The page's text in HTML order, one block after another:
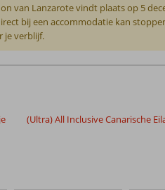
van Lanzarote vindt plaats op 5
bij een accommodatie kan
je verblijf.
(Ultra) All Inclusive Canarische